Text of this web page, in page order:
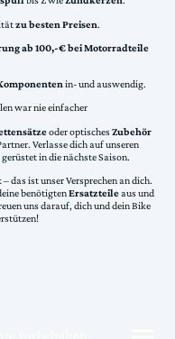
zu besten Preisen.
ab 100,-€ bei Motorradteile
in- und auswendig.
war nie einfacher
oder optischesZubehör
Verlasse dich auf unseren
in die nächste Saison.
das ist unser Versprechen an dich.
benötigtenErsatzteileaus und
uns darauf, dich und dein Bike